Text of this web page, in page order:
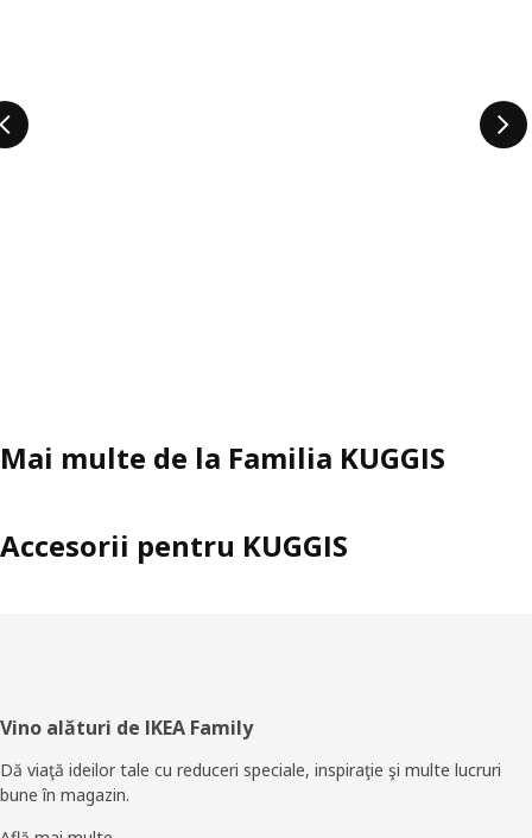
Mai multe de la Familia KUGGIS
Accesorii pentru KUGGIS
Subsol
Vino alături de IKEA Family
Dă viaţă ideilor tale cu reduceri speciale, inspiraţie şi multe lucruri
bune în magazin.